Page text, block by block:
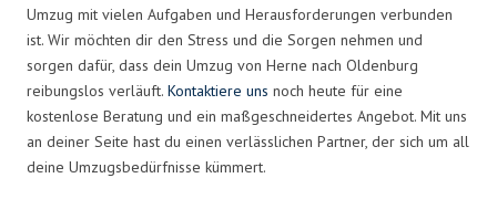
Umzug mit vielen Aufgaben und Herausforderungen verbunden
ist. Wir möchten dir den Stress und die Sorgen nehmen und
sorgen dafür, dass dein Umzug von Herne nach Oldenburg
reibungslos verläuft. Kontaktiere uns noch heute für eine
kostenlose Beratung und ein maßgeschneidertes Angebot. Mit uns
an deiner Seite hast du einen verlässlichen Partner, der sich um all
deine Umzugsbedürfnisse kümmert.